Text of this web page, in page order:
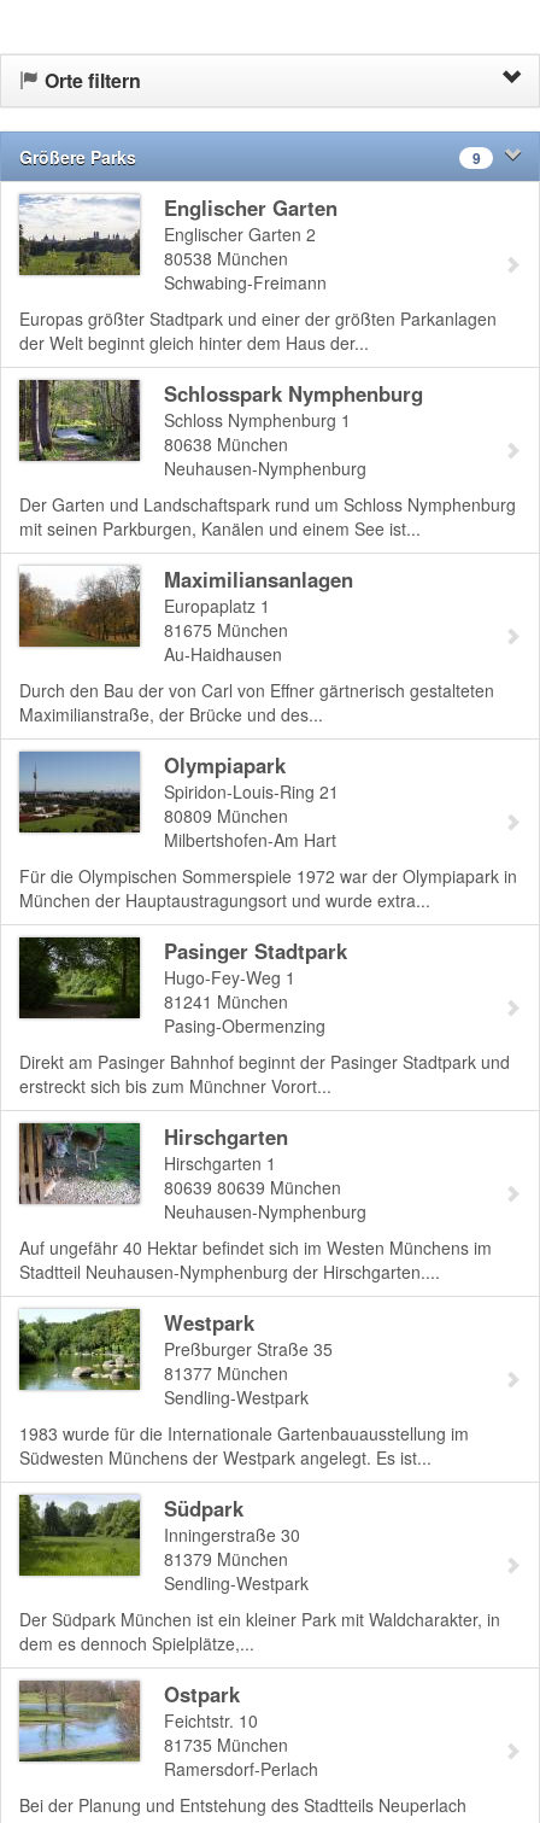
Orte filtern
Größere Parks 9
Englischer Garten
Englischer Garten 2
80538 München
Schwabing-Freimann
Europas größter Stadtpark und einer der größten Parkanlagen
der Welt beginnt gleich hinter dem Haus der...
Schlosspark Nymphenburg
Schloss Nymphenburg 1
80638 München
Neuhausen-Nymphenburg
Der Garten und Landschaftspark rund um Schloss Nymphenburg
mit seinen Parkburgen, Kanälen und einem See ist...
Maximiliansanlagen
Europaplatz 1
81675 München
Au-Haidhausen
Durch den Bau der von Carl von Effner gärtnerisch gestalteten
Maximilianstraße, der Brücke und des...
Olympiapark
Spiridon-Louis-Ring 21
80809 München
Milbertshofen-Am Hart
Für die Olympischen Sommerspiele 1972 war der Olympiapark in
München der Hauptaustragungsort und wurde extra...
Pasinger Stadtpark
Hugo-Fey-Weg 1
81241 München
Pasing-Obermenzing
Direkt am Pasinger Bahnhof beginnt der Pasinger Stadtpark und
erstreckt sich bis zum Münchner Vorort...
Hirschgarten
Hirschgarten 1
80639 80639 München
Neuhausen-Nymphenburg
Auf ungefähr 40 Hektar befindet sich im Westen Münchens im
Stadtteil Neuhausen-Nymphenburg der Hirschgarten....
Westpark
Preßburger Straße 35
81377 München
Sendling-Westpark
1983 wurde für die Internationale Gartenbauausstellung im
Südwesten Münchens der Westpark angelegt. Es ist...
Südpark
Inningerstraße 30
81379 München
Sendling-Westpark
Der Südpark München ist ein kleiner Park mit Waldcharakter, in
dem es dennoch Spielplätze,...
Ostpark
Feichtstr. 10
81735 München
Ramersdorf-Perlach
Bei der Planung und Entstehung des Stadtteils Neuperlach